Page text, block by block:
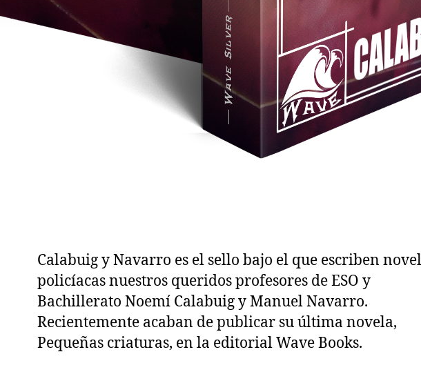
Calabuig y Navarro es el sello bajo el que escriben
policíacas nuestros queridos profesores de ESO y
Bachillerato Noemí Calabuig y Manuel Navarro.
Recientemente acaban de publicar su última novela,
Pequeñas criaturas, en la editorial Wave Books.